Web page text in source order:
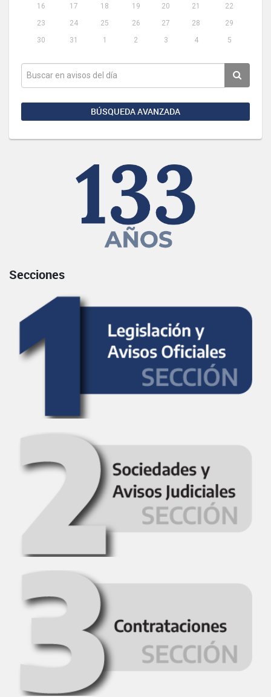
16
17 18 19 20 21
22
23
24 25 26 27 28
29
30
31 1 2 3 4 5
BÚSQUEDA AVANZADA
Secciones